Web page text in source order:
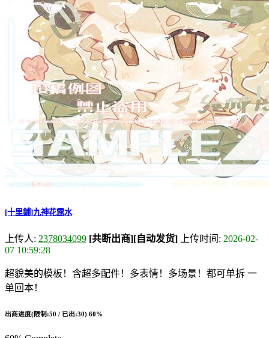
[十里鋪]九神花露水
上传人: 2378034099 [共断出商][自动发货] 上传时间: 2026-02-
07 10:59:28
超貌美的模板！含超多配件！多表情！多场景！都可单拆 一
单回本！
出商进度(限制:50 / 已出:30) 60%